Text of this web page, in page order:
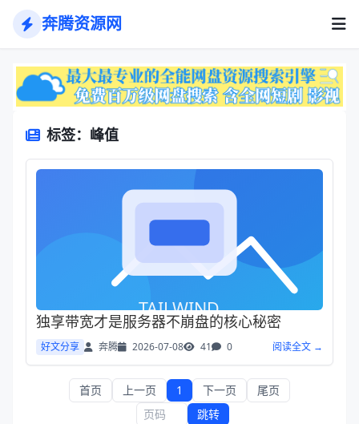
奔腾资源网
标签：峰值
独享带宽才是服务器不崩盘的核心秘密
好文分享 奔腾 2026-07-08 41 0 阅读全文 →
首页 上一页 1 下一页
尾页
跳转